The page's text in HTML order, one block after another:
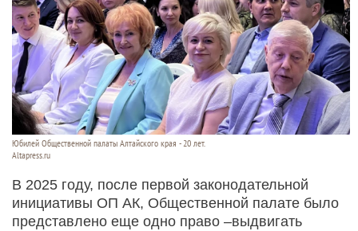
Юбилей Общественной палаты Алтайского края - 20 лет.
Altapress.ru
В 2025 году, после первой законодательной
инициативы ОП АК, Общественной палате было
представлено еще одно право –выдвигать